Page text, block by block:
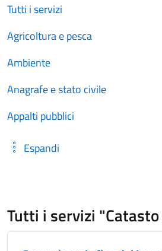
Tutti i servizi
Agricoltura e pesca
Ambiente
Anagrafe e stato civile
Appalti pubblici
Espandi
Tutti i servizi